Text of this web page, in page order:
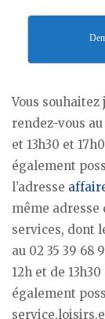
Vous
rendez-vous
et 13h30 et
également
l’adresse
même adresse
services, dont
au 02 35 39 68
12h et de
également